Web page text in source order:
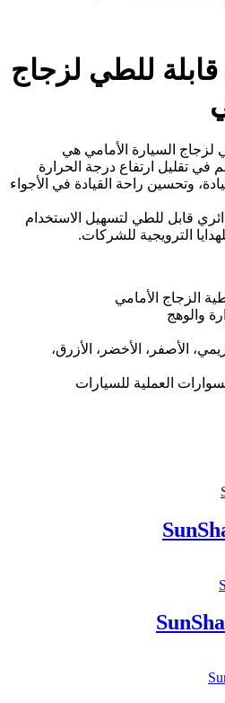
للطي لزجاج
لزجاج السيارة الأمامي هي
تقليل ارتفاع درجة الحرارة
وتحسين راحة القيادة في الأجواء
قابل للطي لتسهيل الاستخدام
الترويجية للشركات.
الزجاج الأمامي
والوهج
الأصفر، الأخضر، الأزرق،
العملية للسيارات